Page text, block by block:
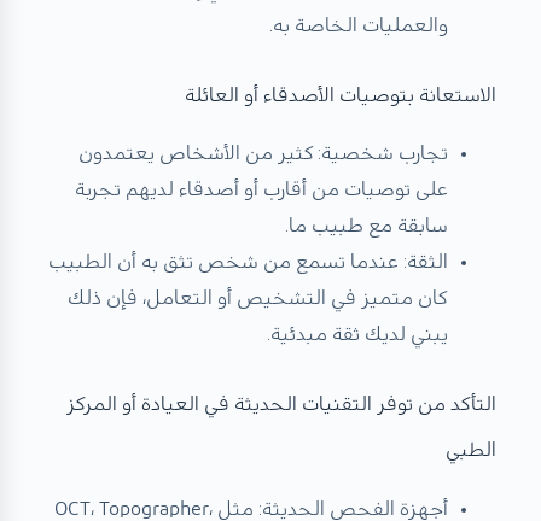
والعمليات الخاصة به.
الاستعانة بتوصيات الأصدقاء أو العائلة
تجارب شخصية: كثير من الأشخاص يعتمدون
على توصيات من أقارب أو أصدقاء لديهم تجربة
سابقة مع طبيب ما.
الثقة: عندما تسمع من شخص تثق به أن الطبيب
كان متميز في التشخيص أو التعامل، فإن ذلك
يبني لديك ثقة مبدئية.
التأكد من توفر التقنيات الحديثة في العيادة أو المركز
الطبي
أجهزة الفحص الحديثة: مثل OCT، Topographer،